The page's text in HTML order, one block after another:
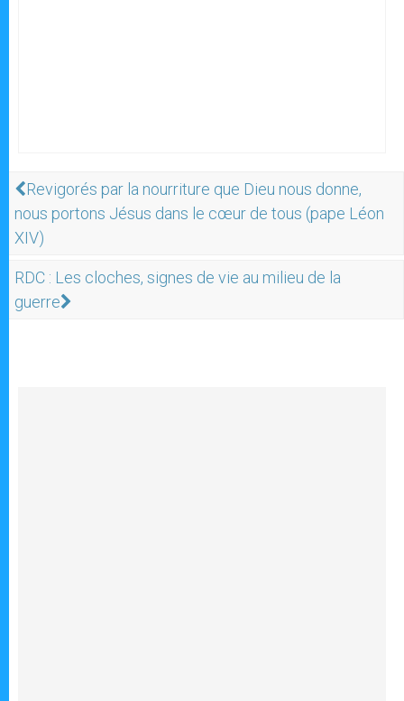
Revigorés par la nourriture que Dieu nous donne,
nous portons Jésus dans le cœur de tous (pape Léon
XIV)
RDC : Les cloches, signes de vie au milieu de la
guerre